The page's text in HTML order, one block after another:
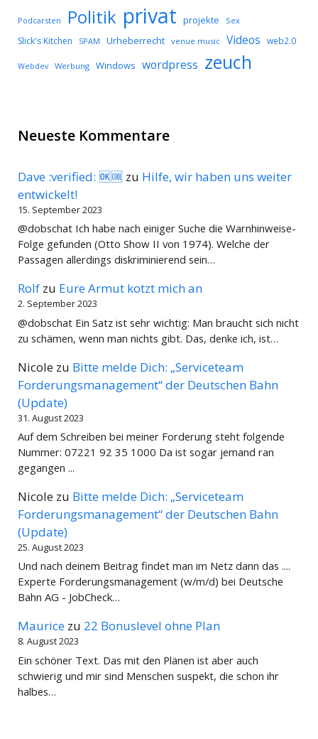
Podcarsten Politik privat projekte Sex
Slick's Kitchen SPAM Urheberrecht venue music Videos web2.0
Webdev Werbung Windows wordpress zeuch
Neueste Kommentare
Dave :verified: 🆗🆒 zu Hilfe, wir haben uns weiter
entwickelt!
15. September 2023
@dobschat Ich habe nach einiger Suche die Warnhinweise-
Folge gefunden (Otto Show II von 1974). Welche der
Passagen allerdings diskriminierend sein…
Rolf zu Eure Armut kotzt mich an
2. September 2023
@dobschat Ein Satz ist sehr wichtig: Man braucht sich nicht
zu schämen, wenn man nichts gibt. Das, denke ich, ist…
Nicole zu Bitte melde Dich: „Serviceteam
Forderungsmanagement“ der Deutschen Bahn
(Update)
31. August 2023
Auf dem Schreiben bei meiner Forderung steht folgende
Nummer: 07221 92 35 1000 Da ist sogar jemand ran
gegangen ...
Nicole zu Bitte melde Dich: „Serviceteam
Forderungsmanagement“ der Deutschen Bahn
(Update)
25. August 2023
Und nach deinem Beitrag findet man im Netz dann das ....
Experte Forderungsmanagement (w/m/d) bei Deutsche
Bahn AG - JobCheck…
Maurice zu 22 Bonuslevel ohne Plan
8. August 2023
Ein schöner Text. Das mit den Plänen ist aber auch
schwierig und mir sind Menschen suspekt, die schon ihr
halbes…